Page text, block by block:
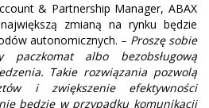
& Partnership Manager, ABAX
zmianą na rynku będzie
autonomicznych. – Proszę sobie
albo bezobsługową
Takie rozwiązania pozwolą
i zwiększenie efektywności
będzie w przypadku komunikacji